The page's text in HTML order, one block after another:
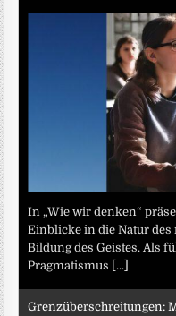
In „Wie wir denken“
Einblicke in die Natur
Bildung des Geistes. Als
Pragmatismus [...]
Grenzüberschreitungen: